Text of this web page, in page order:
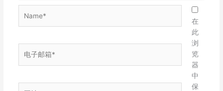
箱
在
此
浏
览
器
中
保